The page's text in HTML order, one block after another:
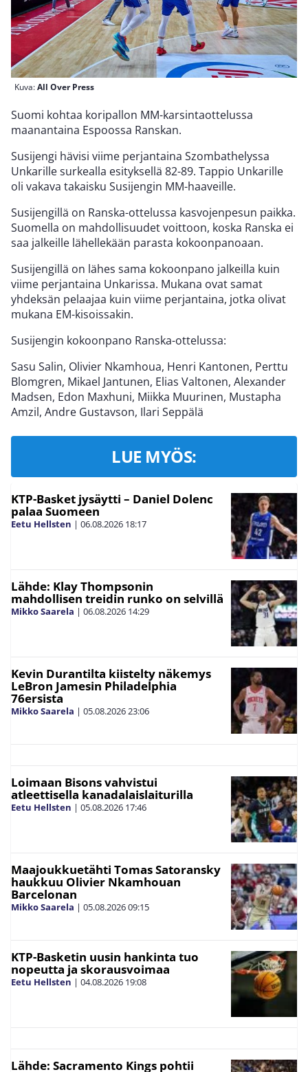
Kuva:All Over Press
Suomi kohtaa koripallon MM-karsintaottelussa
maanantaina Espoossa Ranskan.
Susijengi hävisi viime perjantaina Szombathelyssa
Unkarille surkealla esityksellä 82-89. Tappio Unkarille
oli vakava takaisku Susijengin MM-haaveille.
Susijengillä on Ranska-ottelussa kasvojenpesun paikka.
Suomella on mahdollisuudet voittoon, koska Ranska ei
saa jalkeille lähellekään parasta kokoonpanoaan.
Susijengillä on lähes sama kokoonpano jalkeilla kuin
viime perjantaina Unkarissa. Mukana ovat samat
yhdeksän pelaajaa kuin viime perjantaina, jotka olivat
mukana EM-kisoissakin.
Susijengin kokoonpano Ranska-ottelussa:
Sasu Salin, Olivier Nkamhoua, Henri Kantonen, Perttu
Blomgren, Mikael Jantunen, Elias Valtonen, Alexander
Madsen, Edon Maxhuni, Miikka Muurinen, Mustapha
Amzil, Andre Gustavson, Ilari Seppälä
LUE MYÖS:
KTP-Basket jysäytti – Daniel Dolenc
palaa Suomeen
Eetu Hellsten | 06.08.2026 18:17
Lähde: Klay Thompsonin
mahdollisen treidin runko on selvillä
Mikko Saarela | 06.08.2026 14:29
Kevin Durantilta kiistelty näkemys
LeBron Jamesin Philadelphia
76ersista
Mikko Saarela | 05.08.202623:06
Loimaan Bisons vahvistui
atleettisella kanadalaislaiturilla
Eetu Hellsten | 05.08.2026 17:46
Maajoukkuetähti Tomas Satoransky
haukkuu Olivier Nkamhouan
Barcelonan
Mikko Saarela | 05.08.202609:15
KTP-Basketin uusin hankinta tuo
nopeutta ja skorausvoimaa
Eetu Hellsten | 04.08.2026 19:08
Lähde: Sacramento Kings pohtii